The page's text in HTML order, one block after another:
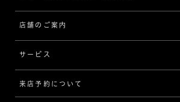
プラチナ
イエローゴールド
コンビネーション
ジュエリー一覧
リング
ネックレス/ペンダント
ラザール ダイヤモンドについて
品質
歴史
店舗のご案内
サービス
サービスについて
来店予約について